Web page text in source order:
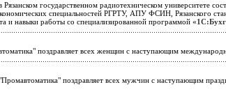
Рязанском государственном радиотехническом университете
специальностей РГРТУ, АПУ ФСИН, Рязанского
и навыки работы со специализированной программой
поздравляет всех женщин с наступающим
поздравляет всех мужчин с наступающим